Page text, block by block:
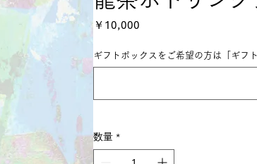
￥10,000
ギフトボックスをご希望の方は「ギフ
数量 *